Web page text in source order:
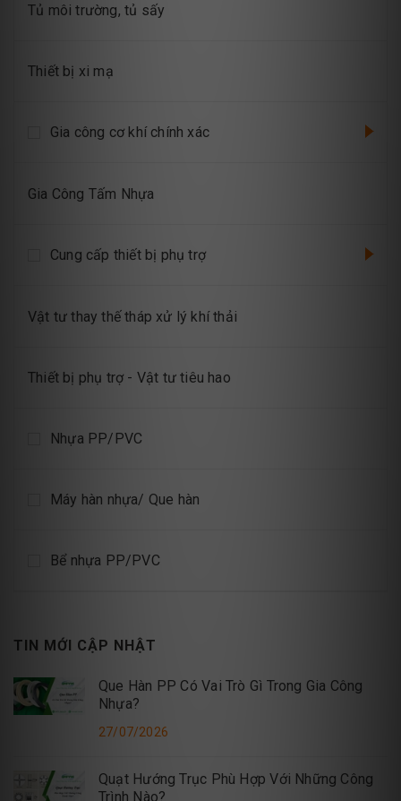
Tủ môi trường, tủ sấy
Thiết bị xi mạ
Gia công cơ khí chính xác
Gia Công Tấm Nhựa
Cung cấp thiết bị phụ trợ
Vật tư thay thế tháp xử lý khí thải
Thiết bị phụ trợ - Vật tư tiêu hao
Nhựa PP/PVC
Máy hàn nhựa/ Que hàn
Bể nhựa PP/PVC
TIN MỚI CẬP NHẬT
Que Hàn PP Có Vai Trò Gì Trong Gia Công
Nhựa?
27/07/2026
Quạt Hướng Trục Phù Hợp Với Những Công
Trình Nào?